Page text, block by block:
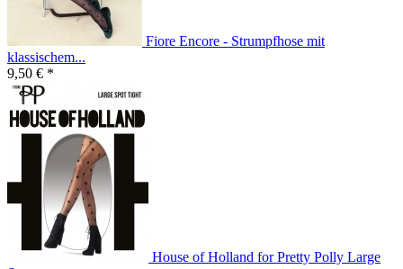
Fiore Encore - Strumpfhose mit
klassischem...
9,50 € *
House of Holland for Pretty Polly Large